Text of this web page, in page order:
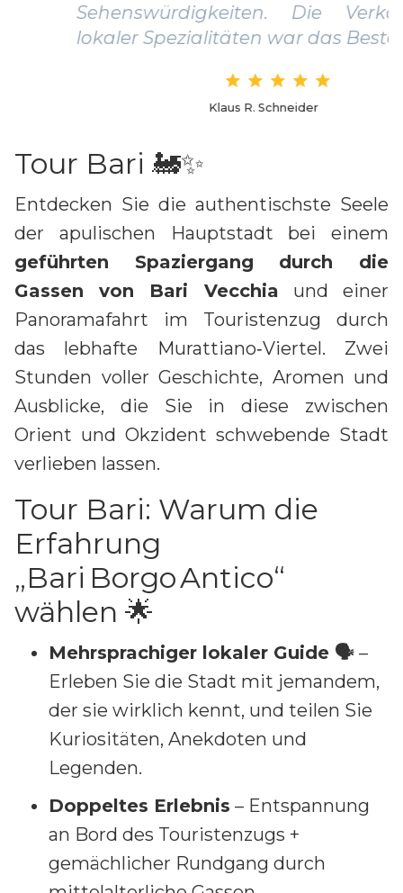
Sehenswürdigkeiten. Die Verkostung
lokaler Spezialitäten war das Beste! "
Klaus R. Schneider
Tour Bari 🚂✨
Entdecken Sie die authentischste Seele
der apulischen Hauptstadt bei einem
geführten Spaziergang durch die
Gassen von Bari Vecchia und einer
Panoramafahrt im Touristenzug durch
das lebhafte Murattiano‑Viertel. Zwei
Stunden voller Geschichte, Aromen und
Ausblicke, die Sie in diese zwischen
Orient und Okzident schwebende Stadt
verlieben lassen.
Tour Bari: Warum die
Erfahrung
„Bari Borgo Antico“
wählen 🌟
Mehrsprachiger lokaler Guide 🗣️ –
Erleben Sie die Stadt mit jemandem,
der sie wirklich kennt, und teilen Sie
Kuriositäten, Anekdoten und
Legenden.
Doppeltes Erlebnis – Entspannung
an Bord des Touristenzugs +
gemächlicher Rundgang durch